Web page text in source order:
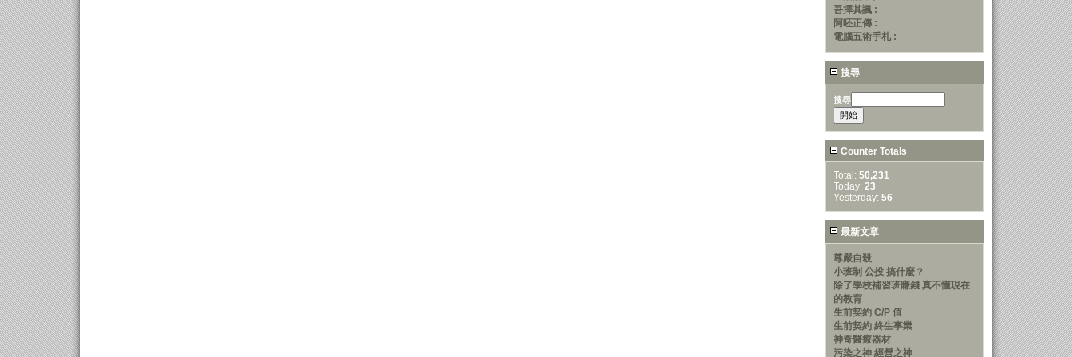
吾擇其諷 :
阿呸正傳 :
電腦五術手札 :
搜尋
搜尋
Counter Totals
Total: 50,231
Today: 23
Yesterday: 56
最新文章
尊嚴自殺
小班制 公投 搞什麼？
除了學校補習班賺錢 真不懂現在
的教育
生前契約 C/P 值
生前契約 終生事業
神奇醫療器材
污染之神 經營之神